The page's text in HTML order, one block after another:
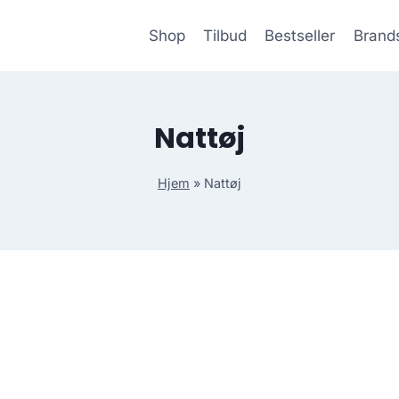
Shop Tilbud Bestseller
Nattøj
Hjem » Nattøj